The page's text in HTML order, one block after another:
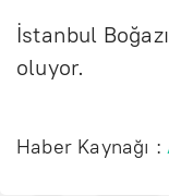
İstanbul
oluyor.
Haber Kaynağı :